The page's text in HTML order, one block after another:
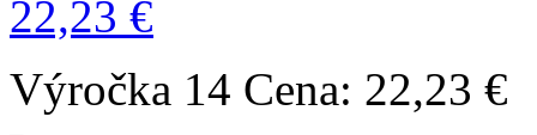
Výročka 14 Cena: 22,23 €